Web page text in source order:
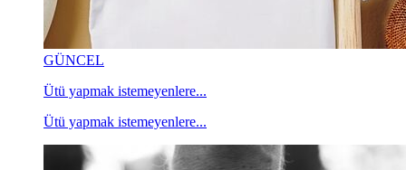
GÜNCEL
Ütü yapmak istemeyenlere...
Ütü yapmak istemeyenlere...